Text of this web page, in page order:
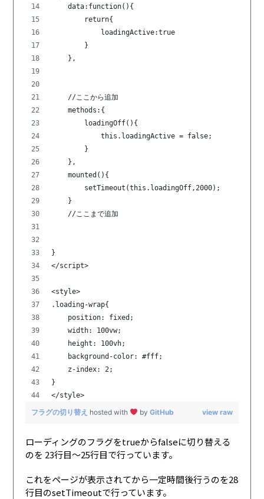
    data:function(){
        return{
            loadingActive:true
        }
    },
    //ここから追加
    methods:{
        loadingOff(){
            this.loadingActive = false;
        }
    },
    mounted(){
        setTimeout(this.loadingOff,2000);
    }
    //ここまで追加
}
</script>
<style>
.loading-wrap{
    position: fixed;
    width: 100vw;
    height: 100vh;
    background-color: #fff;
    z-index: 2;
}
</style>
view raw
フラグの切り替え hosted with byGitHub
ローディングのフラグをtrueからfalseに切り替える
のを 23行目〜25行目で行っています。
これをページが表示されてから一定時間後行うのを28
行目のsetTimeoutで行っています。